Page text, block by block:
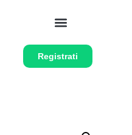
Registrati